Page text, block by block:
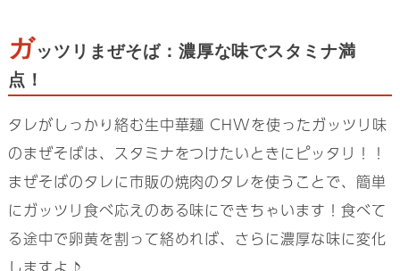
ガッツリまぜそば：濃厚な味でスタミナ満
点！
タレがしっかり絡む生中華麺 CHWを使ったガッツリ味
のまぜそばは、スタミナをつけたいときにピッタリ！！
まぜそばのタレに市販の焼肉のタレを使うことで、簡単
にガッツリ食べ応えのある味にできちゃいます！食べて
る途中で卵黄を割って絡めれば、さらに濃厚な味に変化